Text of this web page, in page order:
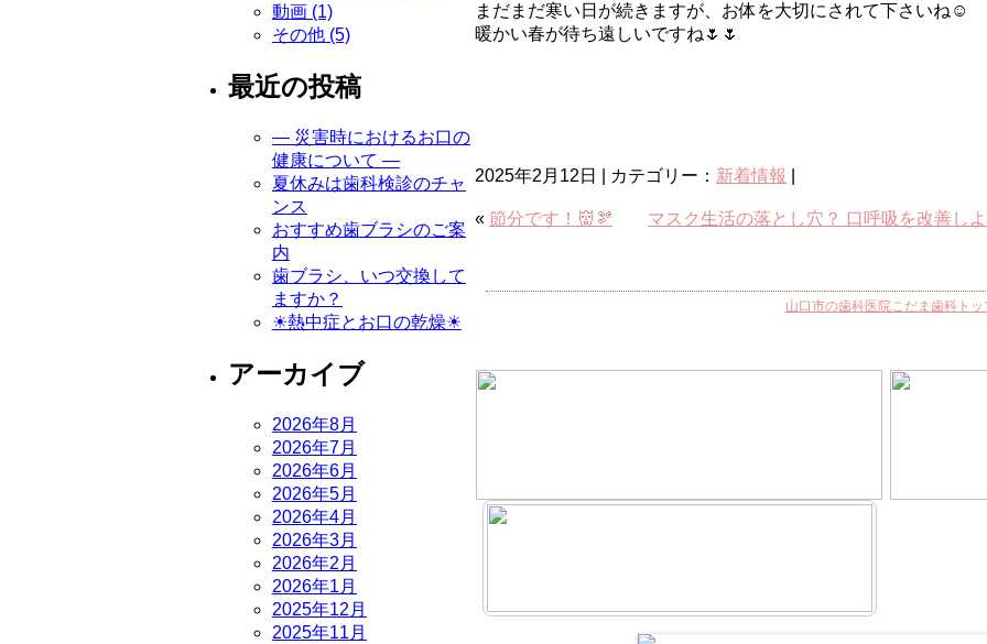
まだまだ寒い日が続きますが、お体を大切にされて下さいね☺️
暖かい春が待ち遠しいですね🌷🌷
2025年2月12日 | カテゴリー： 新着情報
« 節分です！👹🫘 マスク生活の落とし穴？ 口呼吸を改善し
山口市の歯科医院こだま歯科トッ
動画 (1)
その他 (5)
最近の投稿
― 災害時におけるお口の
健康について ―
夏休みは歯科検診のチャ
ンス
おすすめ歯ブラシのご案
内
歯ブラシ、いつ交換して
ますか？
☀熱中症とお口の乾燥☀
アーカイブ
2026年8月
2026年7月
2026年6月
2026年5月
2026年4月
2026年3月
2026年2月
2026年1月
2025年12月
2025年11月